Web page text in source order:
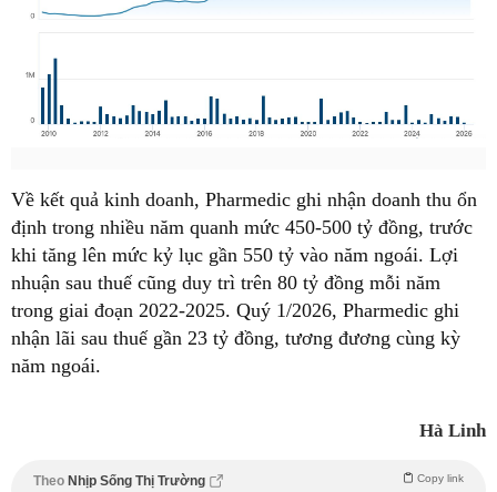
Về kết quả kinh doanh, Pharmedic ghi nhận doanh thu ổn
định trong nhiều năm quanh mức 450-500 tỷ đồng, trước
khi tăng lên mức kỷ lục gần 550 tỷ vào năm ngoái. Lợi
nhuận sau thuế cũng duy trì trên 80 tỷ đồng mỗi năm
trong giai đoạn 2022-2025. Quý 1/2026, Pharmedic ghi
nhận lãi sau thuế gần 23 tỷ đồng, tương đương cùng kỳ
năm ngoái.
Hà Linh
Theo Nhịp Sống Thị Trường Copy link